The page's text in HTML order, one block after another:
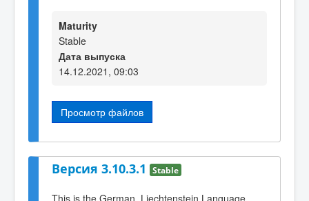
Maturity
Stable
Дата выпуска
14.12.2021, 09:03
Просмотр файлов
Версия 3.10.3.1 Stable
This is the German, Liechtenstein Language